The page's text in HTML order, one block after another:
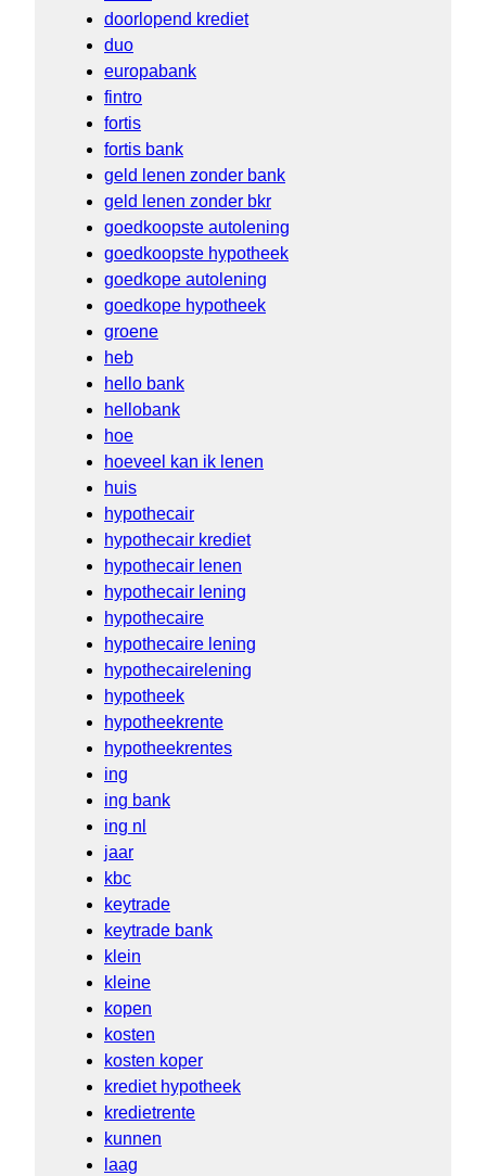
doorlopend krediet
duo
europabank
fintro
fortis
fortis bank
geld lenen zonder bank
geld lenen zonder bkr
goedkoopste autolening
goedkoopste hypotheek
goedkope autolening
goedkope hypotheek
groene
heb
hello bank
hellobank
hoe
hoeveel kan ik lenen
huis
hypothecair
hypothecair krediet
hypothecair lenen
hypothecair lening
hypothecaire
hypothecaire lening
hypothecairelening
hypotheek
hypotheekrente
hypotheekrentes
ing
ing bank
ing nl
jaar
kbc
keytrade
keytrade bank
klein
kleine
kopen
kosten
kosten koper
krediet hypotheek
kredietrente
kunnen
laag